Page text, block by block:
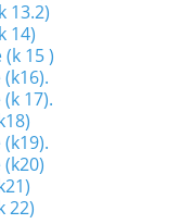
13.2)
14)
15 )
17).
22)